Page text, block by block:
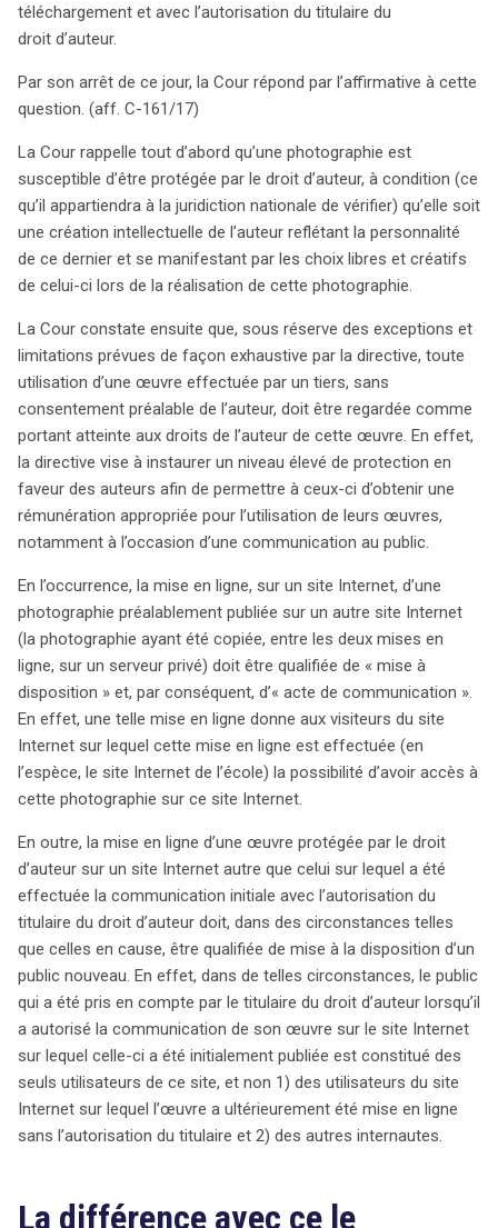
téléchargement et avec l’autorisation du titulaire du
droit d’auteur.
Par son arrêt de ce jour, la Cour répond par l’affirmative à cette
question. (aff. C-161/17)
La Cour rappelle tout d’abord qu’une photographie est
susceptible d’être protégée par le droit d’auteur, à condition (ce
qu’il appartiendra à la juridiction nationale de vérifier) qu’elle soit
une création intellectuelle de l’auteur reflétant la personnalité
de ce dernier et se manifestant par les choix libres et créatifs
de celui-ci lors de la réalisation de cette photographie.
La Cour constate ensuite que, sous réserve des exceptions et
limitations prévues de façon exhaustive par la directive, toute
utilisation d’une œuvre effectuée par un tiers, sans
consentement préalable de l’auteur, doit être regardée comme
portant atteinte aux droits de l’auteur de cette œuvre. En effet,
la directive vise à instaurer un niveau élevé de protection en
faveur des auteurs afin de permettre à ceux-ci d’obtenir une
rémunération appropriée pour l’utilisation de leurs œuvres,
notamment à l’occasion d’une communication au public.
En l’occurrence, la mise en ligne, sur un site Internet, d’une
photographie préalablement publiée sur un autre site Internet
(la photographie ayant été copiée, entre les deux mises en
ligne, sur un serveur privé) doit être qualifiée de « mise à
disposition » et, par conséquent, d’« acte de communication ».
En effet, une telle mise en ligne donne aux visiteurs du site
Internet sur lequel cette mise en ligne est effectuée (en
l’espèce, le site Internet de l’école) la possibilité d’avoir accès à
cette photographie sur ce site Internet.
En outre, la mise en ligne d’une œuvre protégée par le droit
d’auteur sur un site Internet autre que celui sur lequel a été
effectuée la communication initiale avec l’autorisation du
titulaire du droit d’auteur doit, dans des circonstances telles
que celles en cause, être qualifiée de mise à la disposition d’un
public nouveau. En effet, dans de telles circonstances, le public
qui a été pris en compte par le titulaire du droit d’auteur lorsqu’il
a autorisé la communication de son œuvre sur le site Internet
sur lequel celle-ci a été initialement publiée est constitué des
seuls utilisateurs de ce site, et non 1) des utilisateurs du site
Internet sur lequel l’œuvre a ultérieurement été mise en ligne
sans l’autorisation du titulaire et 2) des autres internautes.
La différence avec ce le